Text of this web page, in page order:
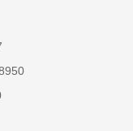
3x9速 前變速
用不變形